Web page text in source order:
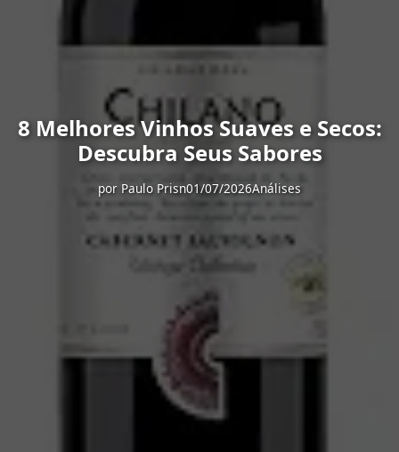
8 Melhores Vinhos Suaves e Secos:
Descubra Seus Sabores
por Paulo Prisn01/07/2026Análises